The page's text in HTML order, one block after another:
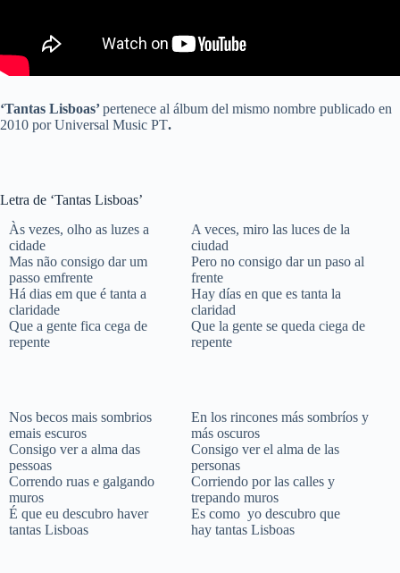
‘Tantas Lisboas’pertenece al álbum del mismo nombre publicado en
2010 por Universal Music PT.
Letra de ‘Tantas Lisboas’
Às vezes, olho as luzes a
cidade
Mas não consigo dar um
passo emfrente
Há dias em que é tanta a
claridade
Que a gente fica cega de
repente
Nos becos mais sombrios
emais escuros
Consigo ver a alma das
pessoas
Correndo ruas e galgando
muros
É que eu descubro haver
tantas Lisboas
A veces, miro las luces de la
ciudad
Pero no consigo dar un paso al
frente
Hay días en que es tanta la
claridad
Que la gente se queda ciega de
repente
En los rincones más sombríos y
más oscuros
Consigo ver el alma de las
personas
Corriendo por las calles y
trepando muros
Es como yo descubro que
hay tantas Lisboas